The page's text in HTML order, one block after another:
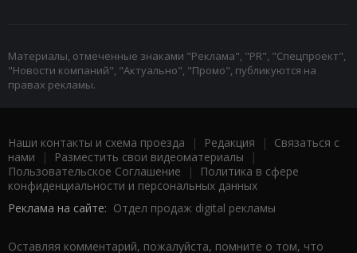
Материалы, отмеченные знаками "Реклама", "PR", "Спецпроект",
"Новости компаний", "Актуально", "Промо", публикуются на
правах рекламы.
Наши контакты и схема проезда | Редакция | Связаться с
нами | Разместить свои видеоматериалы |
Пользовательское Соглашение |
Политика в сфере
конфиденциальности и персональных данных
Реклама на сайте: Отдел продаж digital рекламы
Оставляя комментарий, пожалуйста, помните о том, что